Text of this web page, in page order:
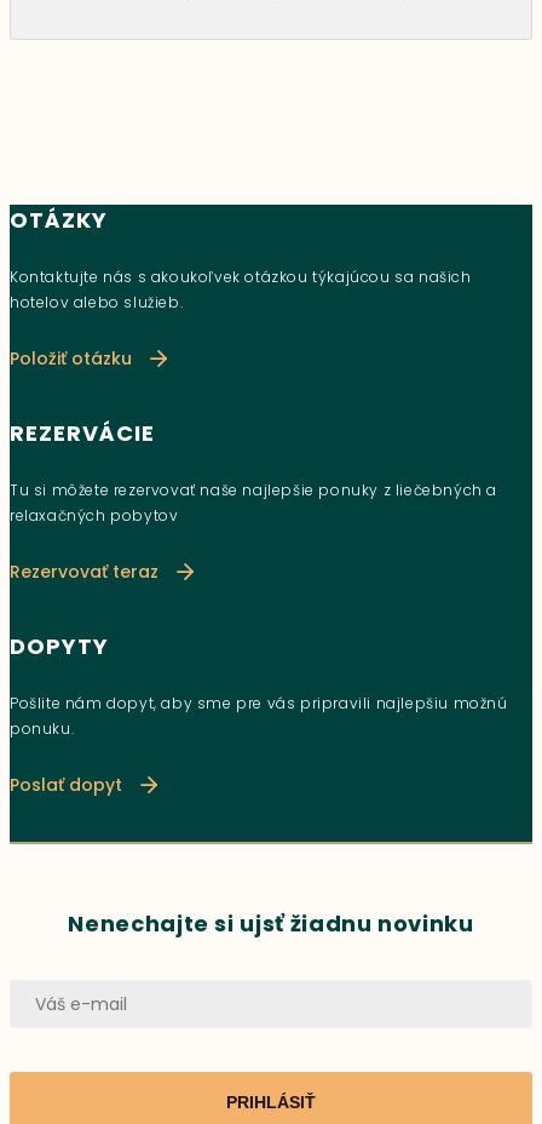
OTÁZKY
Kontaktujte nás s akoukoľvek otázkou týkajúcou sa našich
hotelov alebo služieb.
Položiť otázku
REZERVÁCIE
Tu si môžete rezervovať naše najlepšie ponuky z liečebných a
relaxačných pobytov
Rezervovať teraz
DOPYTY
Pošlite nám dopyt, aby sme pre vás pripravili najlepšiu možnú
ponuku.
Poslať dopyt
Nenechajte si ujsť žiadnu novinku
PRIHLÁSIŤ